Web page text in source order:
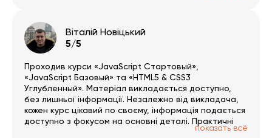
Віталій Новіцький
5/5
Проходив курси «JavaScript Стартовый»,
«JavaScript Базовый» та «HTML5 & CSS3
Углубленный». Матеріал викладається доступно,
без лишньої інформації. Незалежно від викладача,
кожен курс цікавий по своєму, інформація подається
доступно з фокусом на основні деталі. Практичні
завдання цікаві й допомагають повністюпоказать всё